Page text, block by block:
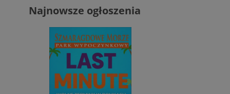
Najnowsze ogłoszenia